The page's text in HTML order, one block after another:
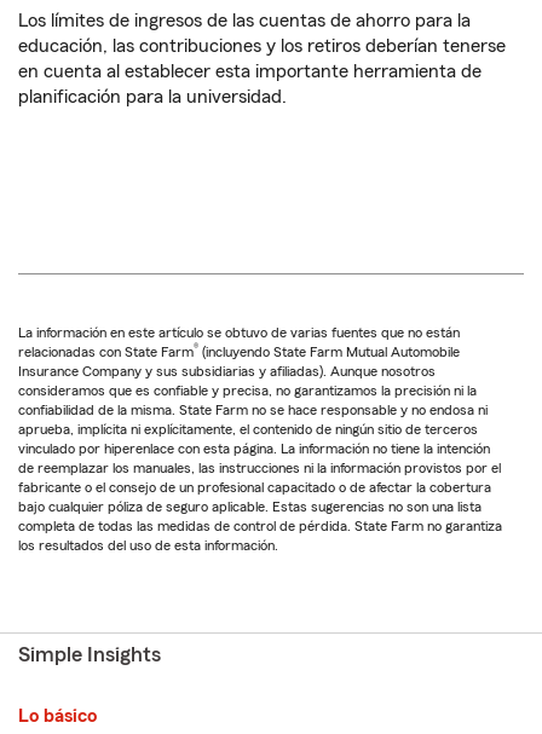
Los límites de ingresos de las cuentas de ahorro para la
educación, las contribuciones y los retiros deberían tenerse
en cuenta al establecer esta importante herramienta de
planificación para la universidad.
La información en este artículo se obtuvo de varias fuentes que no están
relacionadas con State Farm® (incluyendo State Farm Mutual Automobile
Insurance Company y sus subsidiarias y afiliadas). Aunque nosotros
consideramos que es confiable y precisa, no garantizamos la precisión ni la
confiabilidad de la misma. State Farm no se hace responsable y no endosa ni
aprueba, implícita ni explícitamente, el contenido de ningún sitio de terceros
vinculado por hiperenlace con esta página. La información no tiene la intención
de reemplazar los manuales, las instrucciones ni la información provistos por el
fabricante o el consejo de un profesional capacitado o de afectar la cobertura
bajo cualquier póliza de seguro aplicable. Estas sugerencias no son una lista
completa de todas las medidas de control de pérdida. State Farm no garantiza
los resultados del uso de esta información.
Simple Insights
Lo básico